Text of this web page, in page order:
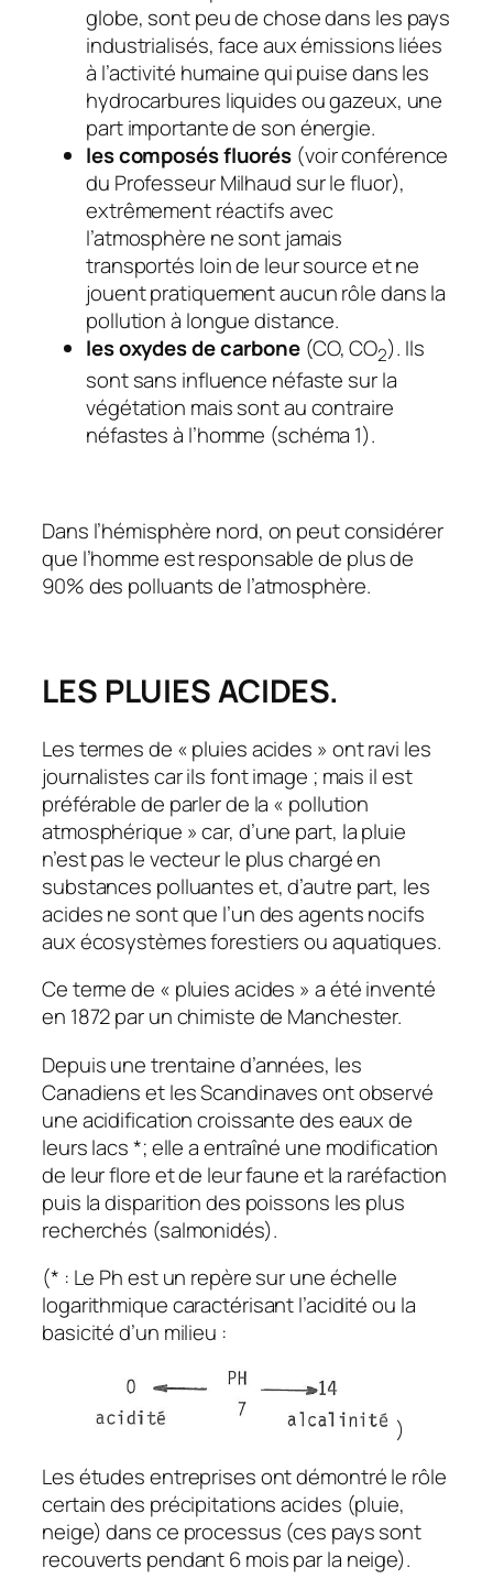
globe, sont peu de chose dans les pays
industrialisés, face aux émissions liées
à l’activité humaine qui puise dans les
hydrocarbures liquides ou gazeux, une
part importante de son énergie.
les composés fluorés (voir conférence
du Professeur Milhaud sur le fluor),
extrêmement réactifs avec
l’atmosphère ne sont jamais
transportés loin de leur source et ne
jouent pratiquement aucun rôle dans la
pollution à longue distance.
les oxydes de carbone(CO, CO2). Ils
sont sans influence néfaste sur la
végétation mais sont au contraire
néfastes à l’homme (schéma 1).
Dans l’hémisphère nord, on peut considérer
que l’homme est responsable de plus de
90% des polluants de l’atmosphère.
LES PLUIES ACIDES.
Les termes de « pluies acides » ont ravi les
journalistes car ils font image ; mais il est
préférable de parler de la « pollution
atmosphérique » car, d’une part, la pluie
n’est pas le vecteur le plus chargé en
substances polluantes et, d’autre part, les
acides ne sont que l’un des agents nocifs
aux écosystèmes forestiers ou aquatiques.
Ce terme de « pluies acides » a été inventé
en 1872 par un chimiste de Manchester.
Depuis une trentaine d’années, les
Canadiens et les Scandinaves ont observé
une acidification croissante des eaux de
leurs lacs *; elle a entraîné une modification
de leur flore et de leur faune et la raréfaction
puis la disparition des poissons les plus
recherchés (salmonidés).
(* : Le Ph est un repère sur une échelle
logarithmique caractérisant l’acidité ou la
basicité d’un milieu :
)
Les études entreprises ont démontré le rôle
certain des précipitations acides (pluie,
neige) dans ce processus (ces pays sont
recouverts pendant 6 mois par la neige).